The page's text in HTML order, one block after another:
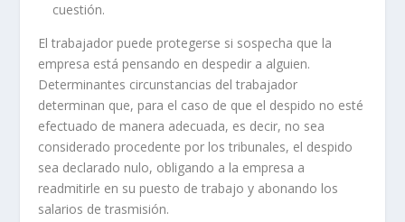
cuestión.
El trabajador puede protegerse si sospecha que la
empresa está pensando en despedir a alguien.
Determinantes circunstancias del trabajador
determinan que, para el caso de que el despido no esté
efectuado de manera adecuada, es decir, no sea
considerado procedente por los tribunales, el despido
sea declarado nulo, obligando a la empresa a
readmitirle en su puesto de trabajo y abonando los
salarios de trasmisión.